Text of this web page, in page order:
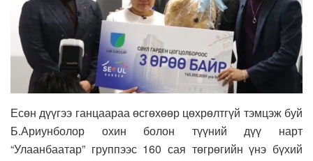
Есөн дүүгээ ганцаараа өсгөхөөр цөхрөлтгүй тэмцэж буй
Б.Ариунболор охин болон түүний дүү нарт
“Улаанбаатар” группээс 160 сая төгрөгийн үнэ бүхий